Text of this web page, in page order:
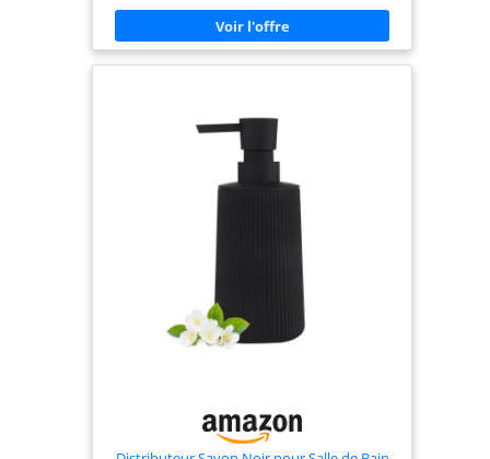
Son mécanisme de pompe manuelle descendante
assure une distribution précise et contrôlée de
savon, lotion ou désinfectant, tout en limitant le
gaspillage. Intégration Harmonieuse: Avec son
professionnel. Entretien sans Effort: Facile à
remplir et à nettoyer, il vous garantit un entretien
rapide pour un environnement toujours
Engagés à offrir des designs modernes, élégants et
fonctionnels. Contactez-nous sur Amazon pour un
service client amical si vous rencontrez des
problèmes avec notre distributeur de savon.